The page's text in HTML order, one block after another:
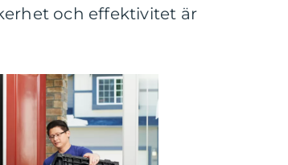
och effektivitet är